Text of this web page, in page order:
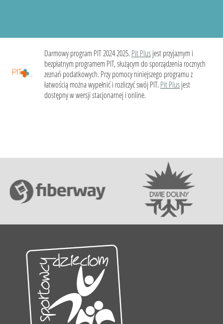
Darmowy program PIT 2024 2025.Pit Plusjest przyjaznym i
bezpłatnym programem PIT, służącym do sporządzenia rocznych
zeznań podatkowych. Przy pomocy niniejszego programu z
łatwością można wypełnić i rozliczyć swój PIT.Pit Plusjest
dostępny w wersji stacjonarnej i online.